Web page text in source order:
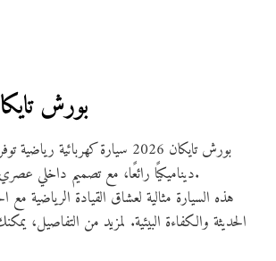
7. بورش تايكان
بورش تايكان 2026 سيارة كهربائية
ديناميكيًا رائعًا، مع تصميم داخلي عصري وراحة عالية للركاب.
هذه السيارة مثالية لعشاق القيادة الرياضية مع
الحديثة والكفاءة البيئية. لمزيد من التفاصيل،